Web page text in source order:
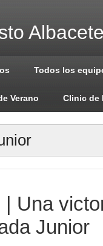
Todos los
Verano Clinic de
Una
Junior